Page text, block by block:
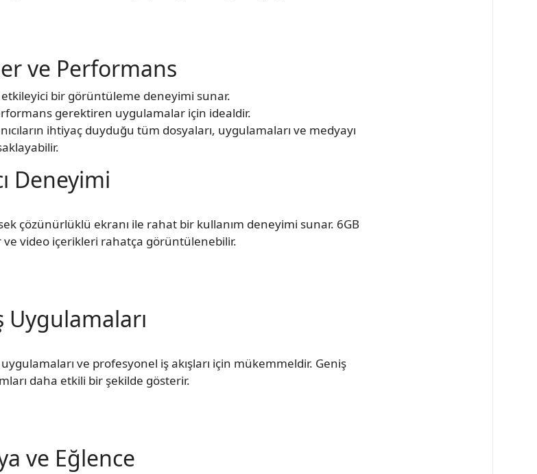
ve Performans
bir görüntüleme deneyimi sunar.
gerektiren uygulamalar için idealdir.
ihtiyaç duyduğu tüm dosyaları, uygulamaları ve medyayı
Deneyimi
çözünürlüklü ekranı ile rahat bir kullanım deneyimi sunar. 6GB
video içerikleri rahatça görüntülenebilir.
Uygulamaları
ve profesyonel iş akışları için mükemmeldir. Geniş
daha etkili bir şekilde gösterir.
ve Eğlence